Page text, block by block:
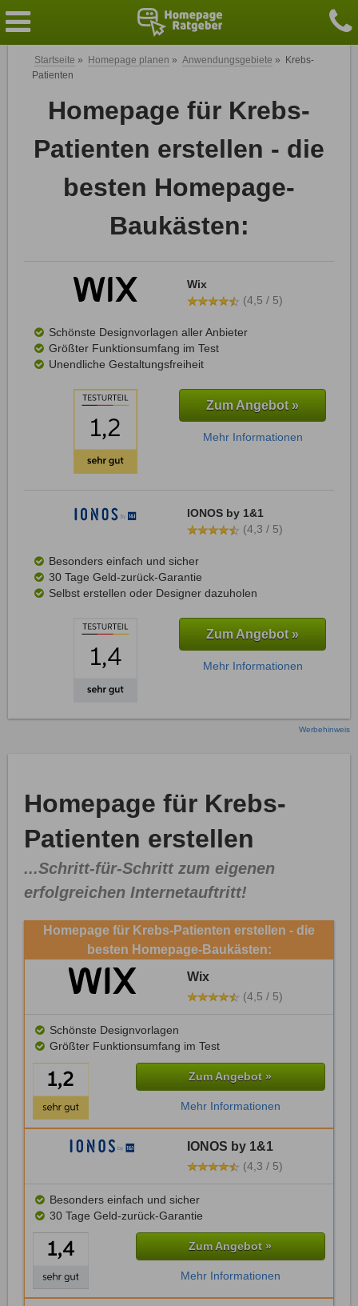
Startseite » Homepage planen » Anwendungsgebiete »
Krebs-
Patienten
Homepage für Krebs-
Patienten erstellen - die
besten Homepage-
Baukästen:
Wix
(4,5 / 5)
Schönste Designvorlagen aller Anbieter
Größter Funktionsumfang im Test
Unendliche Gestaltungsfreiheit
Zum Angebot »
Mehr Informationen
IONOS by 1&1
(4,3 / 5)
Besonders einfach und sicher
30 Tage Geld-zurück-Garantie
Selbst erstellen oder Designer dazuholen
Zum Angebot »
Mehr Informationen
Werbehinweis
Homepage für Krebs-
Patienten erstellen
...Schritt-für-Schritt zum eigenen
erfolgreichen Internetauftritt!
Homepage für Krebs-Patienten erstellen - die
besten Homepage-Baukästen:
Wix
(4,5 / 5)
Schönste Designvorlagen
Größter Funktionsumfang im Test
Zum Angebot »
Mehr Informationen
IONOS by 1&1
(4,3 / 5)
Besonders einfach und sicher
30 Tage Geld-zurück-Garantie
Zum Angebot »
Mehr Informationen